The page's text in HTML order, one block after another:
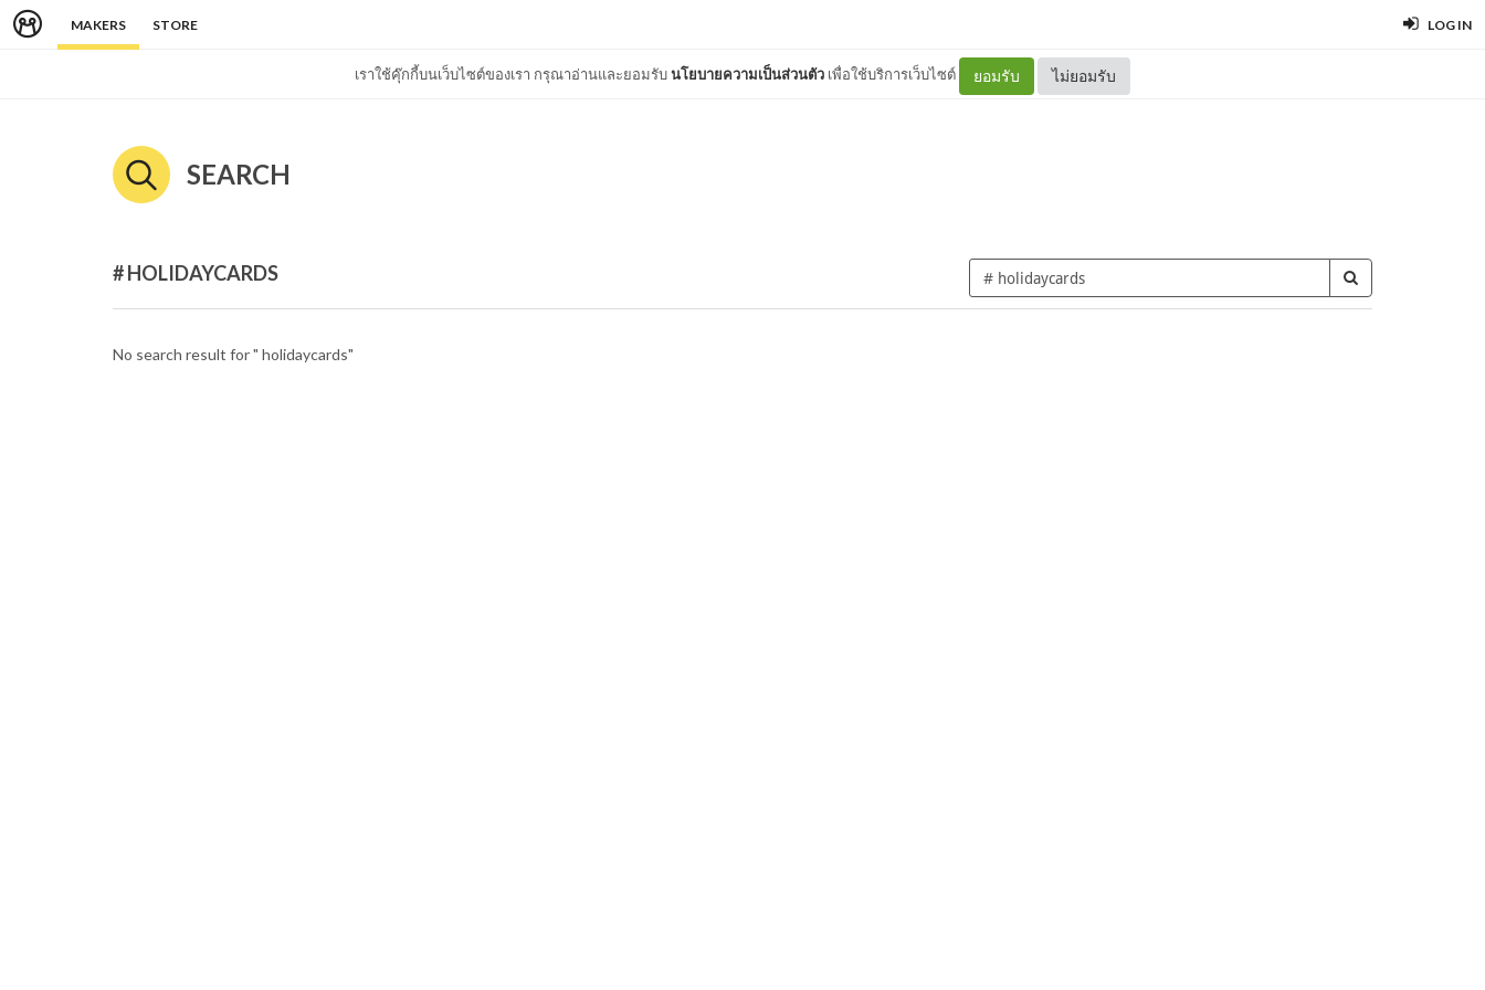
MAKERS STORE LOG IN
เราใช้คุ๊กกี้บนเว็บไซต์ของเรา กรุณาอ่านและยอมรับนโยบายความเป็นส่วนตัว เพื่อใช้บริการเว็บไซต์ ยอมรับ ไม่ยอมรับ
SEARCH
# HOLIDAYCARDS
No search result for " holidaycards"